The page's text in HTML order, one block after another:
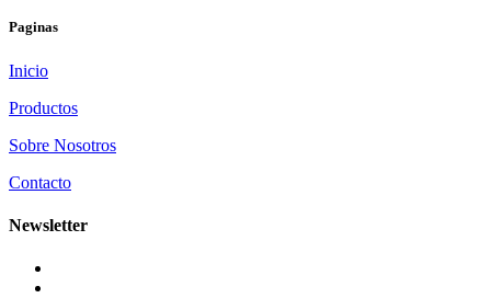
Paginas
Inicio
Productos
Sobre Nosotros
Contacto
Newsletter